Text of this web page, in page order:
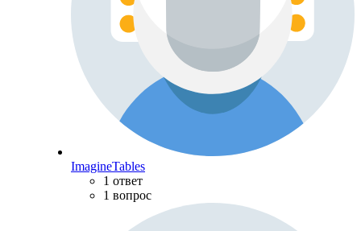
ImagineTables
1 ответ
1 вопрос